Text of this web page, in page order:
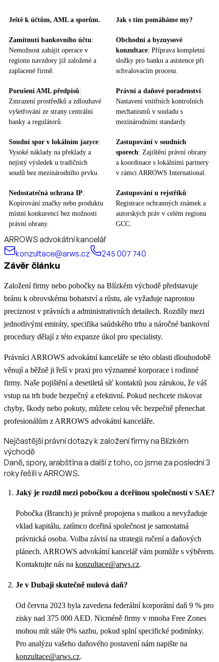
Ještě k účtům, AML a sporům. Jak s tím pomáháme my?
Zamítnutí bankovního účtu:
Nemožnost zahájit operace v
regionu navzdory již založené a
zaplacené firmě.
Obchodní a byznysové
konzultace: Příprava kompletní
složky pro banku a asistence při
schvalovacím procesu.
Porušení AML předpisů:
Zmrazení prostředků a zdlouhavé
vyšetřování ze strany centrální
banky a regulátorů.
Právní a daňové poradenství:
Nastavení vnitřních kontrolních
mechanismů v souladu s
mezinárodními standardy.
Soudní spor v lokálním jazyce:
Vysoké náklady na překlady a
nejistý výsledek u tradičních
soudů bez mezinárodního prvku.
Zastupování v soudních
sporech: Zajištění právní obrany
a koordinace s lokálními partnery
v rámci ARROWS International.
Nedostatečná ochrana IP:
Kopírování značky nebo produktu
místní konkurencí bez možnosti
právní obrany.
Zastupování u rejstříků:
Registrace ochranných známek a
autorských práv v celém regionu
GCC.
ARROWS advokátní kancelář
konzultace@arws.cz
245 007 740
Závěr článku
Založení firmy nebo pobočky na Blízkém východě představuje
bránu k obrovskému bohatství a růstu, ale vyžaduje naprostou
preciznost v právních a administrativních detailech. Rozdíly mezi
jednotlivými emiráty, specifika saúdského trhu a náročné bankovní
procedury dělají z této expanze úkol pro specialisty.
Právníci ARROWS advokátní kanceláře se této oblasti dlouhodobě
věnují a běžně ji řeší v praxi pro významné korporace i rodinné
firmy. Naše pojištění a desetiletá síť kontaktů jsou zárukou, že váš
vstup na trh bude bezpečný a efektivní. Pokud nechcete riskovat
chyby, škody nebo pokuty, můžete celou věc bezpečně přenechat
profesionálům z ARROWS advokátní kanceláře.
Nejčastější právní dotazy k založení firmy na Blízkém
východě
Daně, spory, arabština a další z toho, co jsme za poslední 3
roky řešili v ARROWS.
Jaký je rozdíl mezi pobočkou a dceřinou společností v SAE?
Pobočka (Branch) je právně propojena s matkou a nevyžaduje
vklad kapitálu, zatímco dceřiná společnost je samostatná
právnická osoba. Volba závisí na strategii ručení a daňových
plánech. ARROWS advokátní kancelář vám pomůže s výběrem.
Kontaktujte nás na konzultace@arws.cz.
Je v Dubaji skutečně nulová daň?
Od června 2023 byla zavedena federální korporátní daň 9 % pro
zisky nad 375 000 AED. Nicméně firmy v mnoha Free Zones
mohou mít stále 0% sazbu, pokud splní specifické podmínky.
Pro analýzu vašeho daňového postavení nám napište na
konzultace@arws.cz.